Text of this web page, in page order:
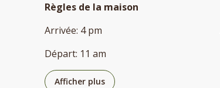
Règles de la maison
Arrivée: 4 pm
Départ: 11 am
Afficher plus